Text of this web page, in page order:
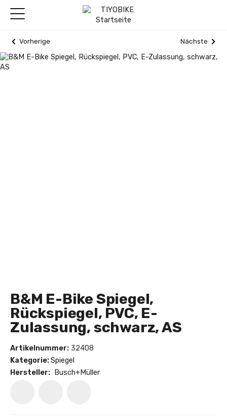
Vorherige Nächste
B&M E-Bike Spiegel,
Rückspiegel, PVC, E-
Zulassung, schwarz, AS
Artikelnummer: 32408
Kategorie:Spiegel
Hersteller:
Busch+Müller